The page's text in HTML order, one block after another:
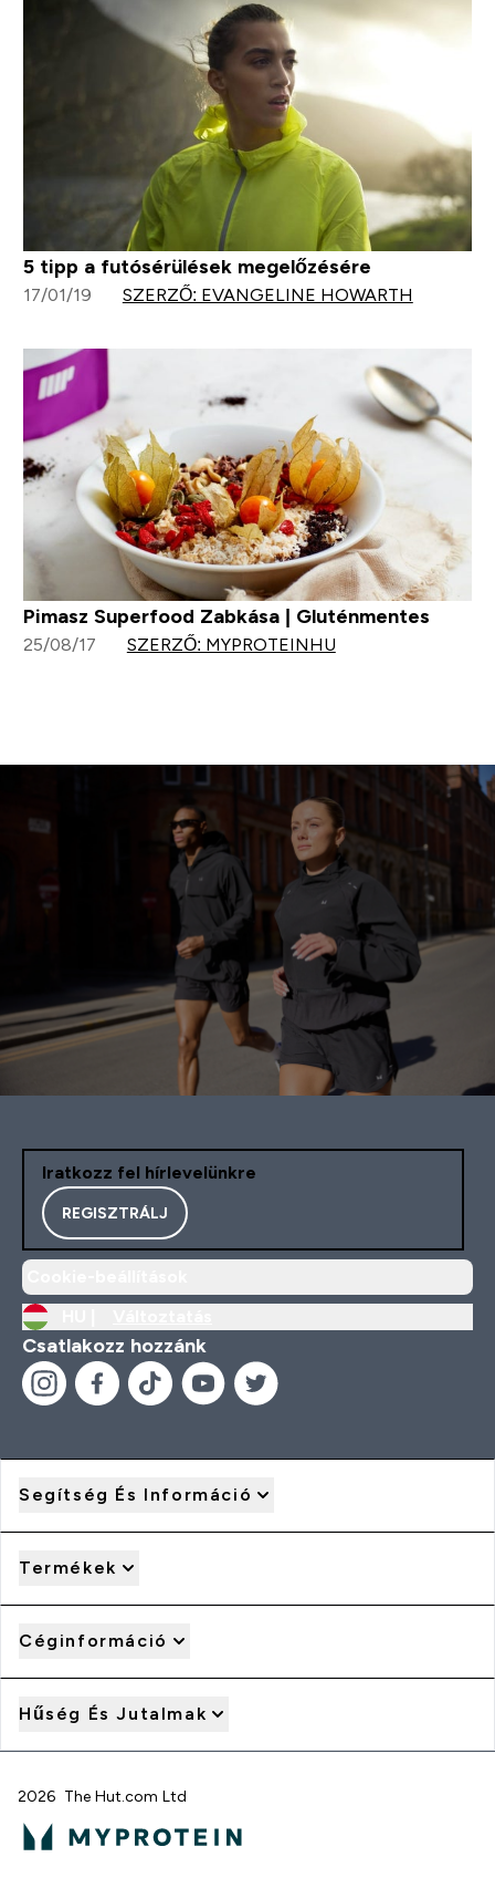
5 tipp a futósérülések megelőzésére
17/01/19 SZERZŐ: EVANGELINE HOWARTH
Pimasz Superfood Zabkása | Gluténmentes
25/08/17 SZERZŐ: MYPROTEINHU
Iratkozz fel hírlevelünkre
REGISZTRÁLJ
Csatlakozz hozzánk
Segítség És Információ
Termékek
Céginformáció
Hűség És Jutalmak
2026 The Hut.com Ltd